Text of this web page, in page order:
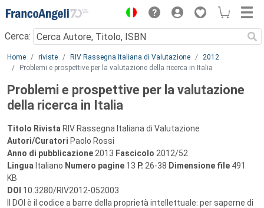
Menu
Cerca:
Main content
Home riviste RIV Rassegna Italiana di Valutazione
2012
Problemi e prospettive per la valutazione della ricerca in Italia
Problemi e prospettive per la valutazione
della ricerca in Italia
Titolo Rivista RIV Rassegna Italiana di Valutazione
Autori/Curatori Paolo Rossi
Anno di pubblicazione 2013 Fascicolo 2012/52
Lingua Italiano Numero pagine 13 P. 26-38 Dimensione file 491
KB
DOI 10.3280/RIV2012-052003
Il DOI è il codice a barre della proprietà intellettuale: per saperne di